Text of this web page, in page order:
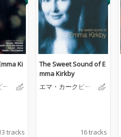
Ki
tracks
The Sweet Sound of E
mma Kirkby
エマ・カークビー
16 tracks